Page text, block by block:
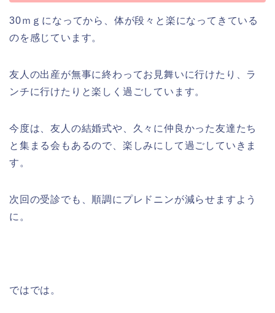
30ｍｇになってから、体が段々と楽になってきている
のを感じています。
友人の出産が無事に終わってお見舞いに行けたり、ラ
ンチに行けたりと楽しく過ごしています。
今度は、友人の結婚式や、久々に仲良かった友達たち
と集まる会もあるので、楽しみにして過ごしていきま
す。
次回の受診でも、順調にプレドニンが減らせますよう
に。
ではでは。